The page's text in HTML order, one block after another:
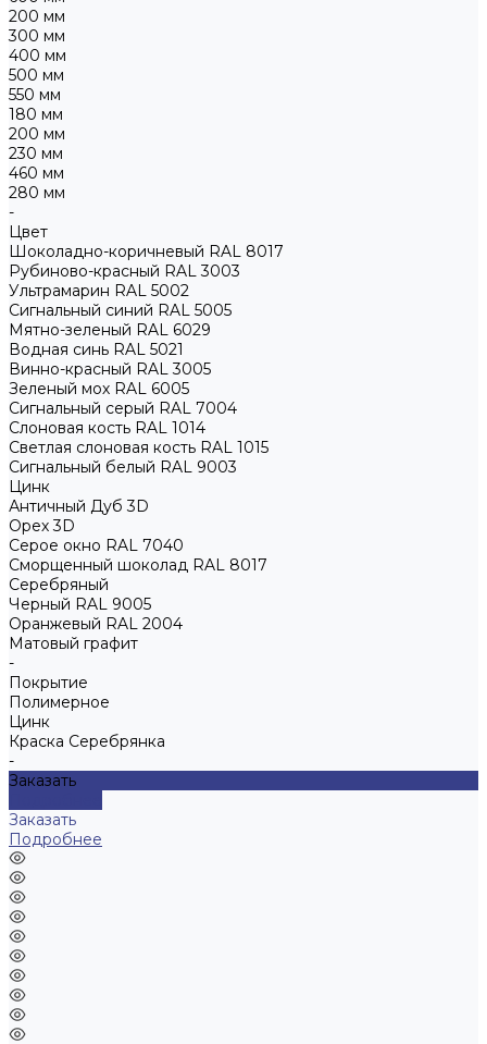
200 мм
300 мм
400 мм
500 мм
550 мм
180 мм
200 мм
230 мм
460 мм
280 мм
-
Цвет
Шоколадно-коричневый RAL 8017
Рубиново-красный RAL 3003
Ультрамарин RAL 5002
Сигнальный синий RAL 5005
Мятно-зеленый RAL 6029
Водная синь RAL 5021
Винно-красный RAL 3005
Зеленый мох RAL 6005
Сигнальный серый RAL 7004
Слоновая кость RAL 1014
Светлая слоновая кость RAL 1015
Сигнальный белый RAL 9003
Цинк
Античный Дуб 3D
Орех 3D
Серое окно RAL 7040
Сморщенный шоколад RAL 8017
Серебряный
Черный RAL 9005
Оранжевый RAL 2004
Матовый графит
-
Покрытие
Полимерное
Цинк
Краска Серебрянка
-
Заказать
Заказать
Подробнее